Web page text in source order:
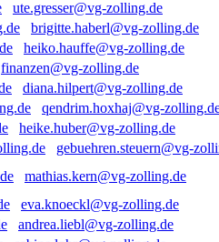
ute.gresser@vg-zolling.de
brigitte.haberl@vg-zolling.de
heiko.hauffe@vg-zolling.de
finanzen@vg-zolling.de
diana.hilpert@vg-zolling.de
qendrim.hoxhaj@vg-
heike.huber@vg-zolling.de
gebuehren.steuern@vg-
mathias.kern@vg-zolling.de
eva.knoeckl@vg-zolling.de
andrea.liebl@vg-zolling.de